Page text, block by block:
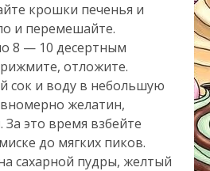
крошки печенья и
и перемешайте.
8 — 10 десертным
отложите.
сок и воду в небольшую
желатин,
За это время взбейте
до мягких пиков.
сахарной пудры, желтый